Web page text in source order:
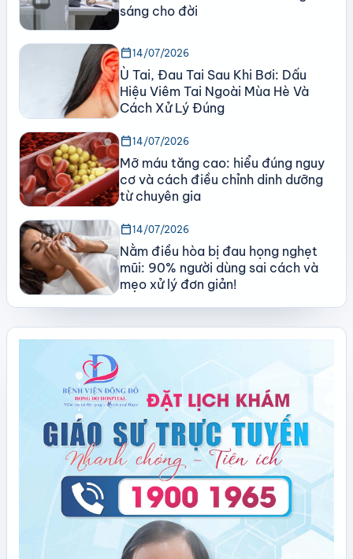
sáng cho đời
calendar_today14/07/2026
Ù Tai, Đau Tai Sau Khi Bơi: Dấu
Hiệu Viêm Tai Ngoài Mùa Hè Và
Cách Xử Lý Đúng
calendar_today14/07/2026
Mỡ máu tăng cao: hiểu đúng nguy
cơ và cách điều chỉnh dinh dưỡng
từ chuyên gia
calendar_today14/07/2026
Nằm điều hòa bị đau họng nghẹt
mũi: 90% người dùng sai cách và
mẹo xử lý đơn giản!